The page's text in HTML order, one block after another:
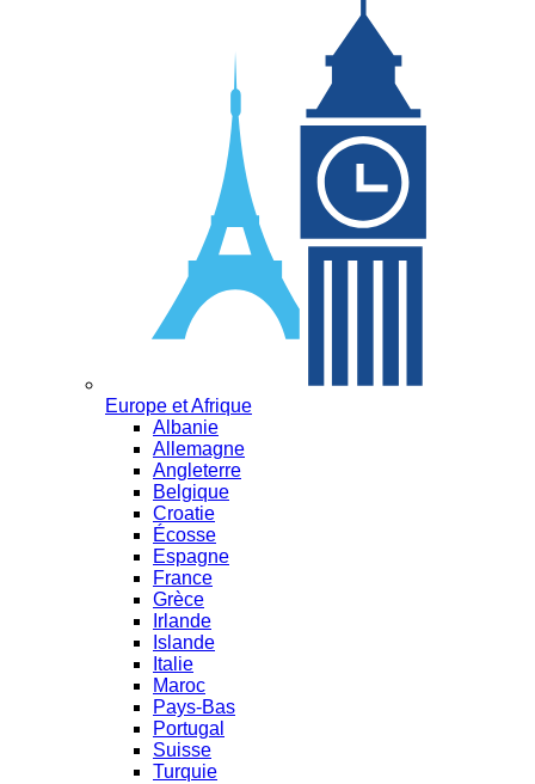
Europe et Afrique
Albanie
Allemagne
Angleterre
Belgique
Croatie
Écosse
Espagne
France
Grèce
Irlande
Islande
Italie
Maroc
Pays-Bas
Portugal
Suisse
Turquie